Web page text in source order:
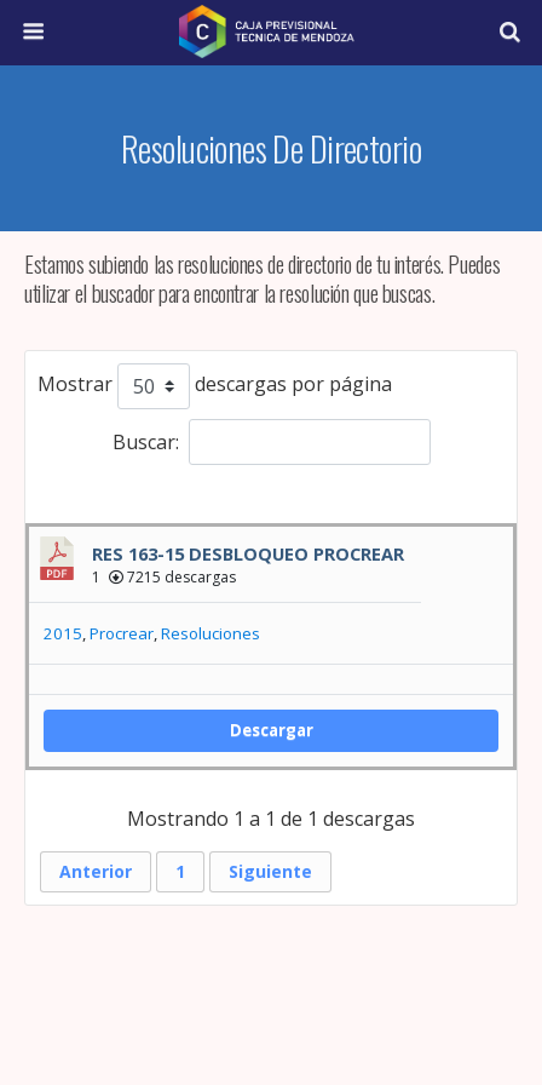
Resoluciones De Directorio
Estamos subiendo las resoluciones de directorio de tu interés. Puedes
utilizar el buscador para encontrar la resolución que buscas.
Mostrar descargas por página
Buscar:
RES 163-15 DESBLOQUEO PROCREAR
1 7215 descargas
2015,Procrear,Resoluciones
Descargar
Mostrando 1 a 1 de 1 descargas
Anterior 1 Siguiente